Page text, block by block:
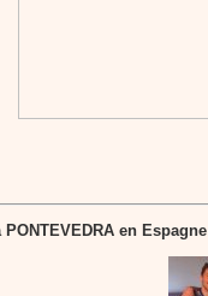
en Espagne